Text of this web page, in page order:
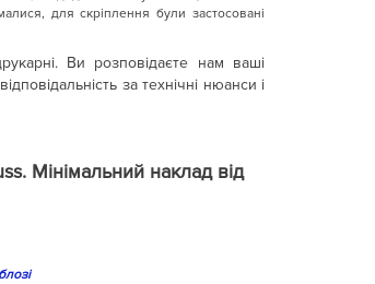
для скріплення були застосовані
Ви розповідаєте нам ваші
за технічні нюанси і
Мінімальний наклад від